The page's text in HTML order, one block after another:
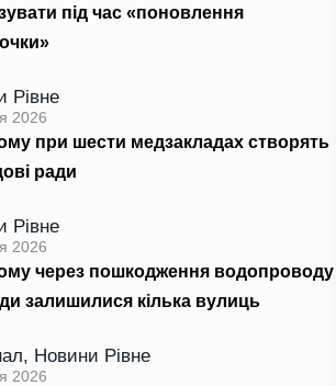
під час «поновлення
Рівне
2026
при шести медзакладах створять
ради
Рівне
2026
через пошкодження водопроводу
залишилися кілька вулиць
, Новини Рівне
2026